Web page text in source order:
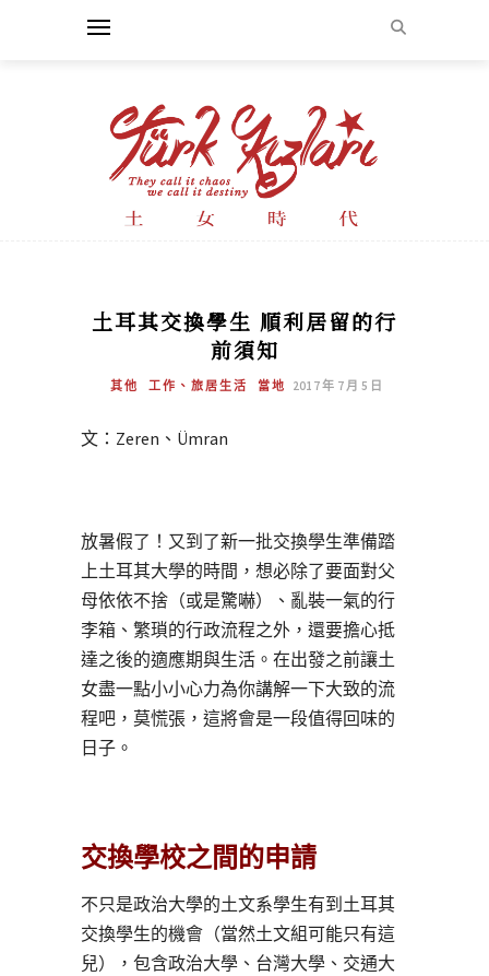
土耳其交換學生 順利居留的行
前須知
其他 工作、旅居生活 當地 2017 年 7 月 5 日
文：Zeren、Ümran
放暑假了！又到了新一批交換學生準備踏
上土耳其大學的時間，想必除了要面對父
母依依不捨（或是驚嚇）、亂裝一氣的行
李箱、繁瑣的行政流程之外，還要擔心抵
達之後的適應期與生活。在出發之前讓土
女盡一點小小心力為你講解一下大致的流
程吧，莫慌張，這將會是一段值得回味的
日子。
交換學校之間的申請
不只是政治大學的土文系學生有到土耳其
交換學生的機會（當然土文組可能只有這
兒），包含政治大學、台灣大學、交通大